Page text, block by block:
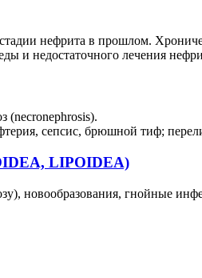
нефрита в прошлом.
и недостаточного лечения
(necronephrosis).
сепсис, брюшной тиф;
LIPOIDEA)
новообразования, гнойные